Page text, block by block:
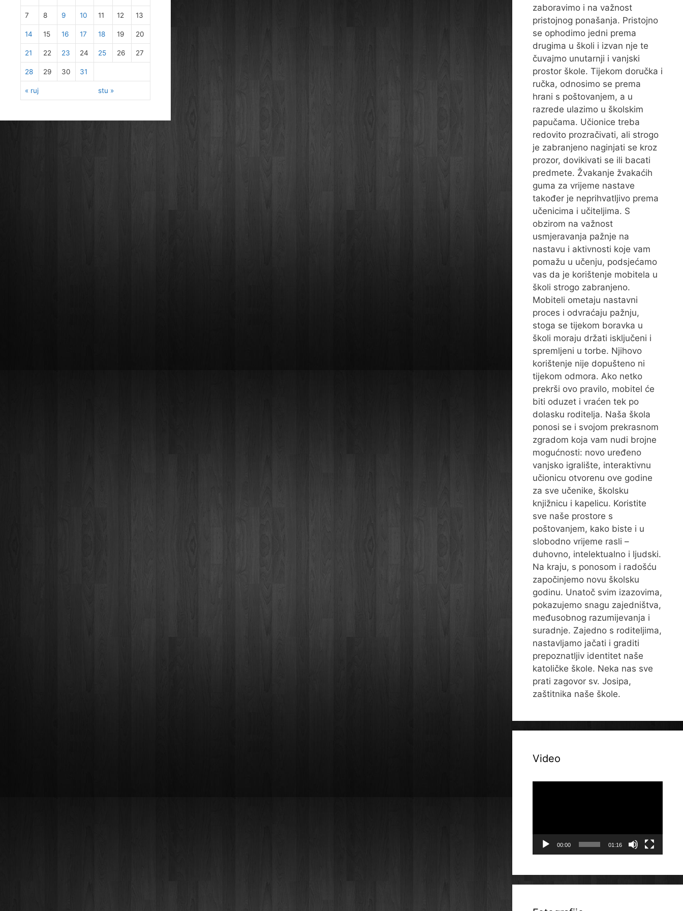
« ruj stu »
7 8 9 10 11 12 13
14 15 16 17 18 19 20
21 22 23 24 25 26 27
28 29 30 31
zaboravimo i na važnost
pristojnog ponašanja. Pristojno
se ophodimo jedni prema
drugima u školi i izvan nje te
čuvajmo unutarnji i vanjski
prostor škole. Tijekom doručka i
ručka, odnosimo se prema
hrani s poštovanjem, a u
razrede ulazimo u školskim
papučama. Učionice treba
redovito prozračivati, ali strogo
je zabranjeno naginjati se kroz
prozor, dovikivati se ili bacati
predmete. Žvakanje žvakaćih
guma za vrijeme nastave
također je neprihvatljivo prema
učenicima i učiteljima. S
obzirom na važnost
usmjeravanja pažnje na
nastavu i aktivnosti koje vam
pomažu u učenju, podsjećamo
vas da je korištenje mobitela u
školi strogo zabranjeno.
Mobiteli ometaju nastavni
proces i odvraćaju pažnju,
stoga se tijekom boravka u
školi moraju držati isključeni i
spremljeni u torbe. Njihovo
korištenje nije dopušteno ni
tijekom odmora. Ako netko
prekrši ovo pravilo, mobitel će
biti oduzet i vraćen tek po
dolasku roditelja. Naša škola
ponosi se i svojom prekrasnom
zgradom koja vam nudi brojne
mogućnosti: novo uređeno
vanjsko igralište, interaktivnu
učionicu otvorenu ove godine
za sve učenike, školsku
knjižnicu i kapelicu. Koristite
sve naše prostore s
poštovanjem, kako biste i u
slobodno vrijeme rasli –
duhovno, intelektualno i ljudski.
Na kraju, s ponosom i radošću
započinjemo novu školsku
godinu. Unatoč svim izazovima,
pokazujemo snagu zajedništva,
međusobnog razumijevanja i
suradnje. Zajedno s roditeljima,
nastavljamo jačati i graditi
prepoznatljiv identitet naše
katoličke škole. Neka nas sve
prati zagovor sv. Josipa,
zaštitnika naše škole.
Video
00:00 01:16